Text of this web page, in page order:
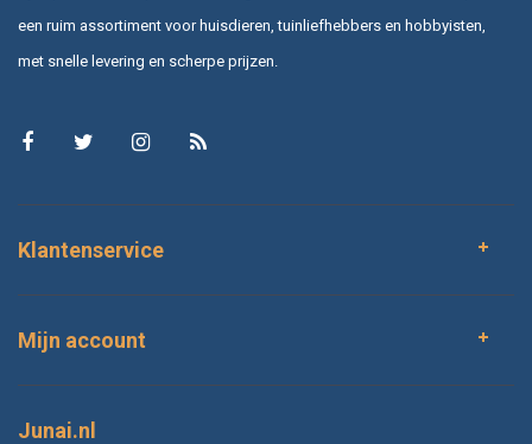
Wanneer kan ik vaste planten planten?
planten?
een ruim assortiment voor huisdieren, tuinliefhebbers en hobbyisten,
met snelle levering en scherpe prijzen.
Klantenservice
Mijn account
Junai.nl